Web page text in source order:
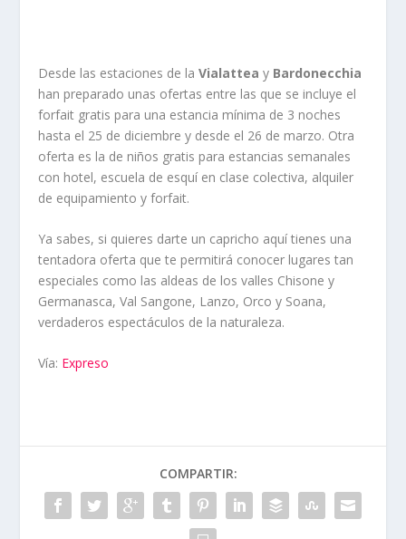
Desde las estaciones de laVialatteay Bardonecchia
han preparado unas ofertas entre las que se incluye el
forfait gratis para una estancia mínima de 3 noches
hasta el 25 de diciembre y desde el 26 de marzo. Otra
oferta es la de niños gratis para estancias semanales
con hotel, escuela de esquí en clase colectiva, alquiler
de equipamiento y forfait.
Ya sabes, si quieres darte un capricho aquí tienes una
tentadora oferta que te permitirá conocer lugares tan
especiales como las aldeas de los valles Chisone y
Germanasca, Val Sangone, Lanzo, Orco y Soana,
verdaderos espectáculos de la naturaleza.
Vía: Expreso
COMPARTIR: